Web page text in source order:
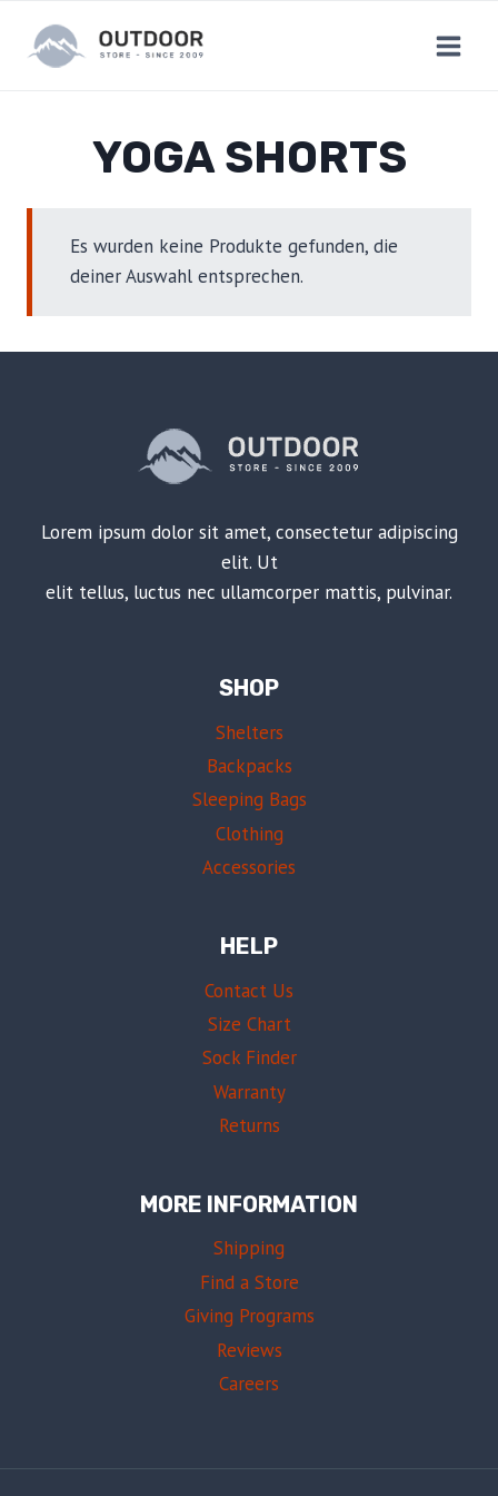
Inhalt
springen
YOGA SHORTS
Es wurden keine Produkte gefunden, die
deiner Auswahl entsprechen.
Lorem ipsum dolor sit amet, consectetur adipiscing
elit. Ut
elit tellus, luctus nec ullamcorper mattis, pulvinar.
SHOP
Shelters
Backpacks
Sleeping Bags
Clothing
Accessories
HELP
Contact Us
Size Chart
Sock Finder
Warranty
Returns
MORE INFORMATION
Shipping
Find a Store
Giving Programs
Reviews
Careers